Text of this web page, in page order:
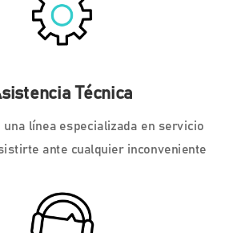
Técnica
una línea especializada en servicio
ante cualquier inconveniente